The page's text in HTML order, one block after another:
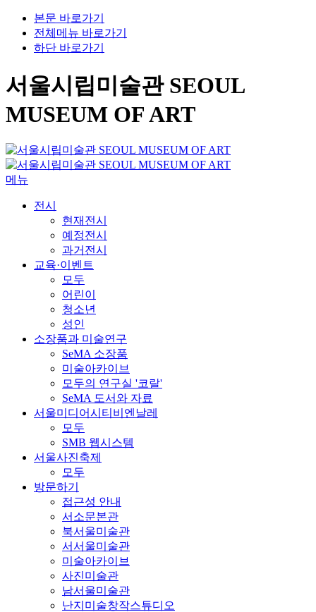
본문 바로가기
전체메뉴 바로가기
하단 바로가기
서울시립미술관 SEOUL
MUSEUM OF ART
메뉴
전시
현재전시
예정전시
과거전시
교육·이벤트
모두
어린이
청소년
성인
소장품과 미술연구
SeMA 소장품
미술아카이브
모두의 연구실 '코랄'
SeMA 도서와 자료
서울미디어시티비엔날레
모두
SMB 웹시스템
서울사진축제
모두
방문하기
접근성 안내
서소문본관
북서울미술관
서서울미술관
미술아카이브
사진미술관
남서울미술관
난지미술창작스튜디오